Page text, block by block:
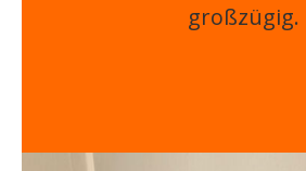
großzügig.